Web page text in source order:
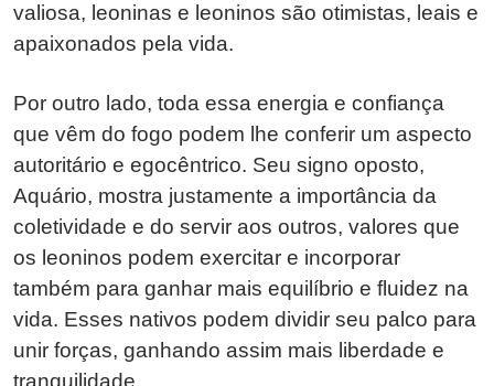
valiosa, leoninas e leoninos são otimistas, leais e
apaixonados pela vida.
Por outro lado, toda essa energia e confiança
que vêm do fogo podem lhe conferir um aspecto
autoritário e egocêntrico. Seu signo oposto,
Aquário, mostra justamente a importância da
coletividade e do servir aos outros, valores que
os leoninos podem exercitar e incorporar
também para ganhar mais equilíbrio e fluidez na
vida. Esses nativos podem dividir seu palco para
unir forças, ganhando assim mais liberdade e